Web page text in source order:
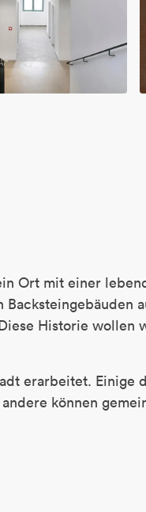
Ort mit einer
Historie wollen
erarbeitet. Einige
können